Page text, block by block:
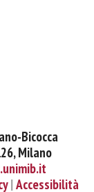
Bicocca
Milano
Accessibilità